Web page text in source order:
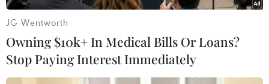
JG Wentworth
Owning $10k+ In Medical Bills Or Loans?
Stop Paying Interest Immediately